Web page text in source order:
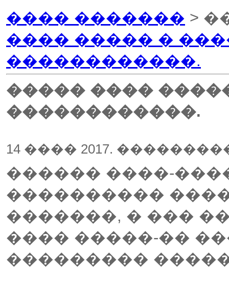
���� ������� >
���� ����� �
������������.
����� ����
������������.
14 ���� 2017.
������ ����-
����������
�������, � ���
���� �����-��
���������